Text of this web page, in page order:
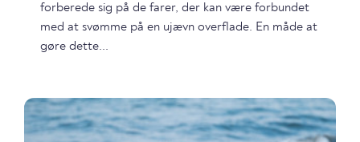
forberede sig på de farer, der kan være forbundet
med at svømme på en ujævn overflade. En måde at
gøre dette...